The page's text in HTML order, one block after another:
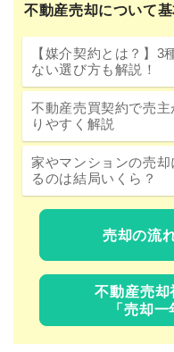
不動産売却について
【媒介契約とは？】3
ない選び方も解説！
不動産売買契約で売
りやすく解説
家やマンションの売
るのは結局いくら？
売却の流
不動産売却
「売却